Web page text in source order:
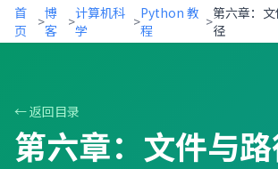
首
页
>博
客
>计算机科
学
>Python 教
程
>第六章：
径
← 返回目录
第六章：文件与